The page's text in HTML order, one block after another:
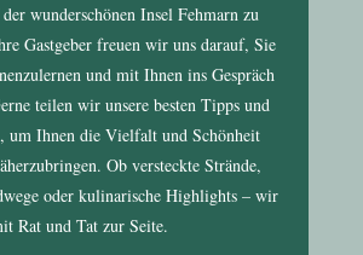
wunderschönen Insel Fehmarn zu
Gastgeber freuen wir uns darauf, Sie
und mit Ihnen ins Gespräch
teilen wir unsere besten Tipps und
um Ihnen die Vielfalt und Schönheit
Ob versteckte Strände,
oder kulinarische Highlights – wir
Rat und Tat zur Seite.